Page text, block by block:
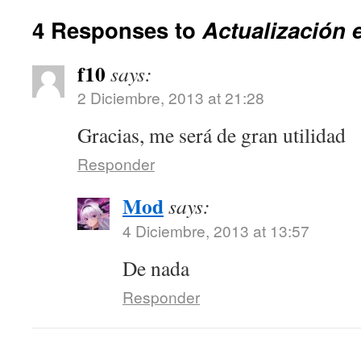
4 Responses toActualización
f10says:
2 Diciembre, 2013 at 21:28
Gracias, me será de gran utilidad
Responder
Modsays:
4 Diciembre, 2013 at 13:57
De nada
Responder